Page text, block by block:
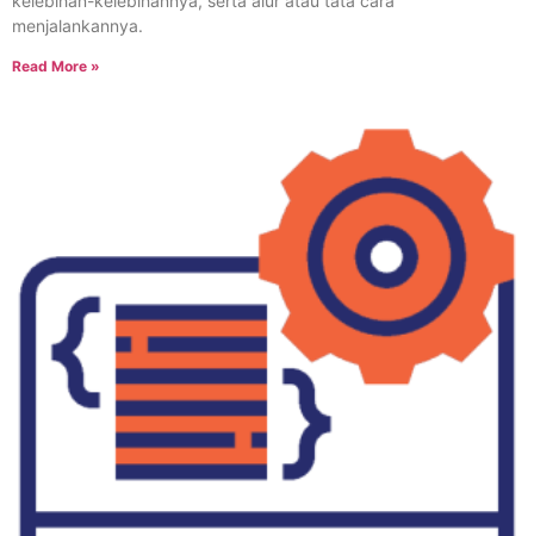
menjalankannya.
Read More »